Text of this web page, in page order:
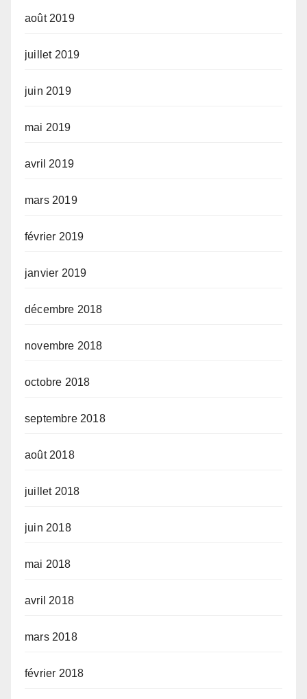
août 2019
juillet 2019
juin 2019
mai 2019
avril 2019
mars 2019
février 2019
janvier 2019
décembre 2018
novembre 2018
octobre 2018
septembre 2018
août 2018
juillet 2018
juin 2018
mai 2018
avril 2018
mars 2018
février 2018